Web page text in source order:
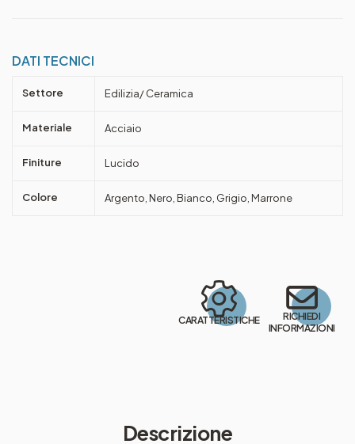
DATI TECNICI
Settore Edilizia/ Ceramica
Materiale Acciaio
Finiture Lucido
Colore Argento, Nero, Bianco, Grigio, Marrone
CARATTERISTICHE
RICHIEDI
INFORMAZIONI
Descrizione